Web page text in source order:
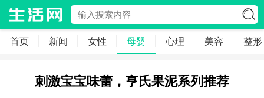
首页 新闻 女性 母婴 心理 美容 整形
刺激宝宝味蕾，亨氏果泥系列推荐